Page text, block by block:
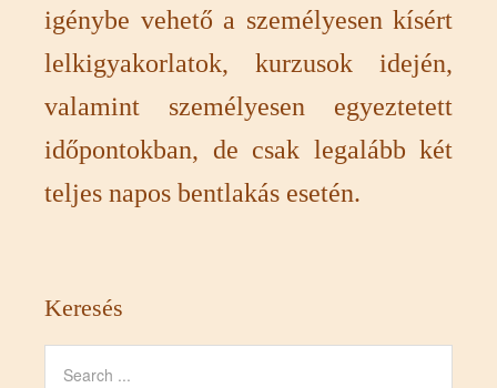
igénybe vehető a személyesen kísért
lelkigyakorlatok, kurzusok idején,
valamint személyesen egyeztetett
időpontokban, de csak legalább két
teljes napos bentlakás esetén.
Keresés